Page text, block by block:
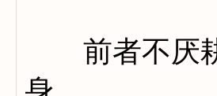
前者不厌耕